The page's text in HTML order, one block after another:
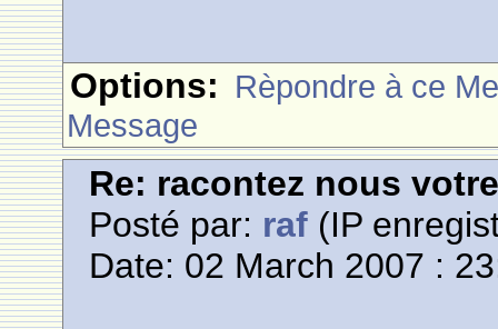
Options: Rèpondre à ce
Message
Re: racontez nous
Posté par: raf (IP
Date: 02 March 2007 :